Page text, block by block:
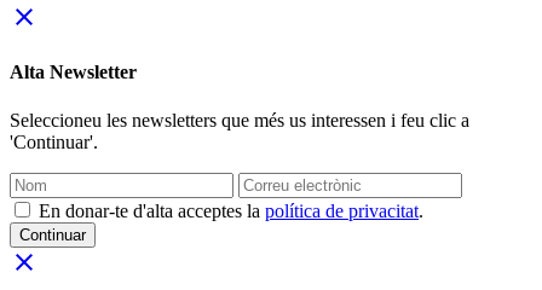
close
Alta Newsletter
Seleccioneu les newsletters que més us interessen i feu clic a
'Continuar'.
En donar-te d'alta acceptes la política de privacitat.
Continuar
close